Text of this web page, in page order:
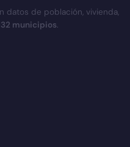
datos de población, vivienda,
municipios.